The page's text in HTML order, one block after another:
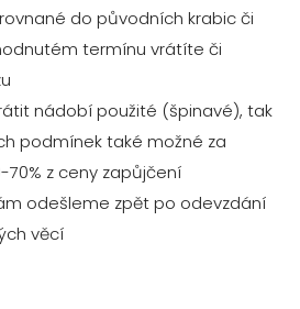
do původních krabic či
termínu vrátíte či
nádobí použité (špinavé), tak
podmínek také možné za
z ceny zapůjčení
odešleme zpět po odevzdání
věcí